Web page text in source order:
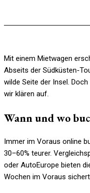
Mit einem Mietwagen
Abseits der Südküsten-
wilde Seite der Insel.
wir klären auf.
Wann und wo
Immer im Voraus online
30–60% teurer.
oder AutoEurope bieten
Wochen im Voraus